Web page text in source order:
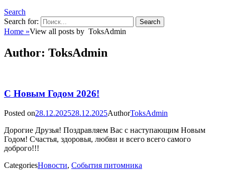
Search
Search for:
Home »View all posts by ToksAdmin
Author: ToksAdmin
С Новым Годом 2026!
Posted on28.12.202528.12.2025AuthorToksAdmin
Дорогие Друзья! Поздравляем Вас с наступающим Новым
Годом! Счастья, здоровья, любви и всего всего самого
доброго!!!
CategoriesНовости, События питомника